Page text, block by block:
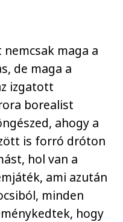
maga a
de maga a
izgatott
borealist
ahogy a
is forró dróton
hol van a
ami azután
minden
hogy